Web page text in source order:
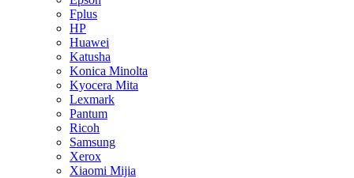
Fplus
HP
Huawei
Katusha
Konica Minolta
Kyocera Mita
Lexmark
Pantum
Ricoh
Samsung
Xerox
Xiaomi Mijia